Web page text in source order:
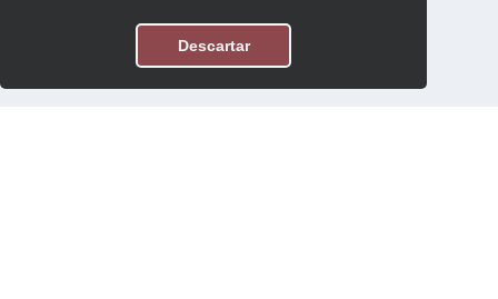
Descartar